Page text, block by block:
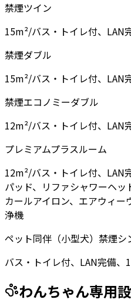
禁煙ツイン
15m²/バス・トイレ付、LAN
禁煙ダブル
15m²/バス・トイレ付、LAN
禁煙エコノミーダブル
12m²/バス・トイレ付、LAN
プレミアムプラスルーム
12m²/バス・トイレ付、LAN
パッド、リファシャワーヘ
カールアイロン、エアウィ
浄機
ペット同伴（小型犬）禁煙シ
バス・トイレ付、LAN完備、
わんちゃん専用